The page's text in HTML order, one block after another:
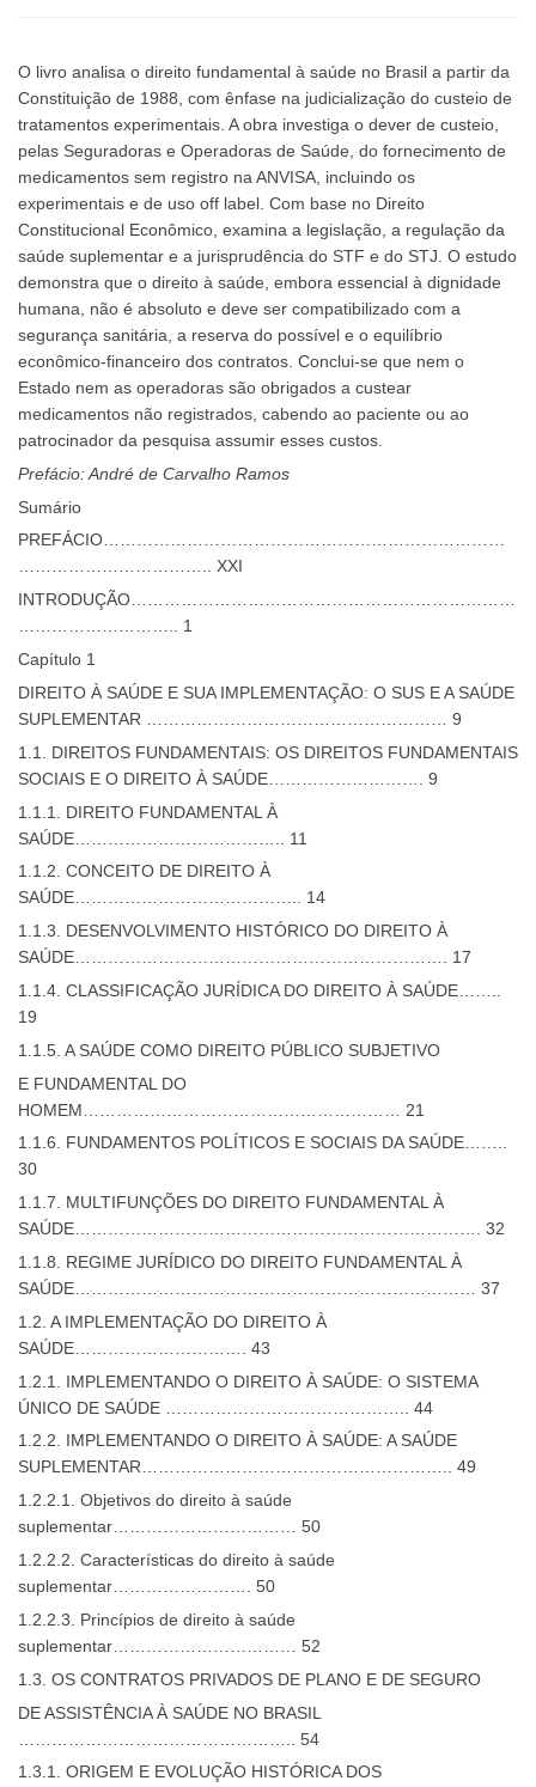
O livro analisa o direito fundamental à saúde no Brasil a partir da
Constituição de 1988, com ênfase na judicialização do custeio de
tratamentos experimentais. A obra investiga o dever de custeio,
pelas Seguradoras e Operadoras de Saúde, do fornecimento de
medicamentos sem registro na ANVISA, incluindo os
experimentais e de uso off label. Com base no Direito
Constitucional Econômico, examina a legislação, a regulação da
saúde suplementar e a jurisprudência do STF e do STJ. O estudo
demonstra que o direito à saúde, embora essencial à dignidade
humana, não é absoluto e deve ser compatibilizado com a
segurança sanitária, a reserva do possível e o equilíbrio
econômico-financeiro dos contratos. Conclui-se que nem o
Estado nem as operadoras são obrigados a custear
medicamentos não registrados, cabendo ao paciente ou ao
patrocinador da pesquisa assumir esses custos.
Prefácio: André de Carvalho Ramos
Sumário
PREFÁCIO………………………………………………………………
…………………………….. XXI
INTRODUÇÃO……………………………………………………………
……………………….. 1
Capítulo 1
DIREITO À SAÚDE E SUA IMPLEMENTAÇÃO: O SUS E A SAÚDE
SUPLEMENTAR ……………………………………………… 9
1.1. DIREITOS FUNDAMENTAIS: OS DIREITOS FUNDAMENTAIS
SOCIAIS E O DIREITO À SAÚDE………………………. 9
1.1.1. DIREITO FUNDAMENTAL À
SAÚDE……………………………….. 11
1.1.2. CONCEITO DE DIREITO À
SAÚDE………………………………….. 14
1.1.3. DESENVOLVIMENTO HISTÓRICO DO DIREITO À
SAÚDE…………………………………………………………. 17
1.1.4. CLASSIFICAÇÃO JURÍDICA DO DIREITO À SAÚDE……..
19
1.1.5. A SAÚDE COMO DIREITO PÚBLICO SUBJETIVO
E FUNDAMENTAL DO
HOMEM………………………………………………… 21
1.1.6. FUNDAMENTOS POLÍTICOS E SOCIAIS DA SAÚDE……..
30
1.1.7. MULTIFUNÇÕES DO DIREITO FUNDAMENTAL À
SAÚDE………………………………………………………………. 32
1.1.8. REGIME JURÍDICO DO DIREITO FUNDAMENTAL À
SAÚDE……………………………………………………………… 37
1.2. A IMPLEMENTAÇÃO DO DIREITO À
SAÚDE…………………………. 43
1.2.1. IMPLEMENTANDO O DIREITO À SAÚDE: O SISTEMA
ÚNICO DE SAÚDE …………………………………….. 44
1.2.2. IMPLEMENTANDO O DIREITO À SAÚDE: A SAÚDE
SUPLEMENTAR……………………………………………….. 49
1.2.2.1. Objetivos do direito à saúde
suplementar…………………………… 50
1.2.2.2. Características do direito à saúde
suplementar……………………. 50
1.2.2.3. Princípios de direito à saúde
suplementar…………………………… 52
1.3. OS CONTRATOS PRIVADOS DE PLANO E DE SEGURO
DE ASSISTÊNCIA À SAÚDE NO BRASIL
………………………………………….. 54
1.3.1. ORIGEM E EVOLUÇÃO HISTÓRICA DOS